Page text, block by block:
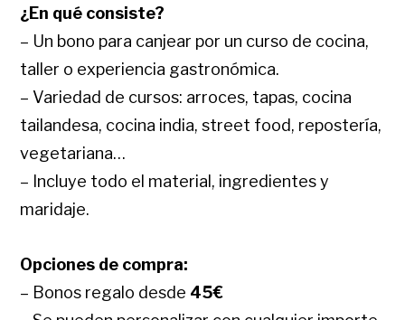
¿En qué consiste?
– Un bono para canjear por un curso de cocina,
taller o experiencia gastronómica.
– Variedad de cursos: arroces, tapas, cocina
tailandesa, cocina india, street food, repostería,
vegetariana…
– Incluye todo el material, ingredientes y
maridaje.
Opciones de compra:
– Bonos regalo desde 45€